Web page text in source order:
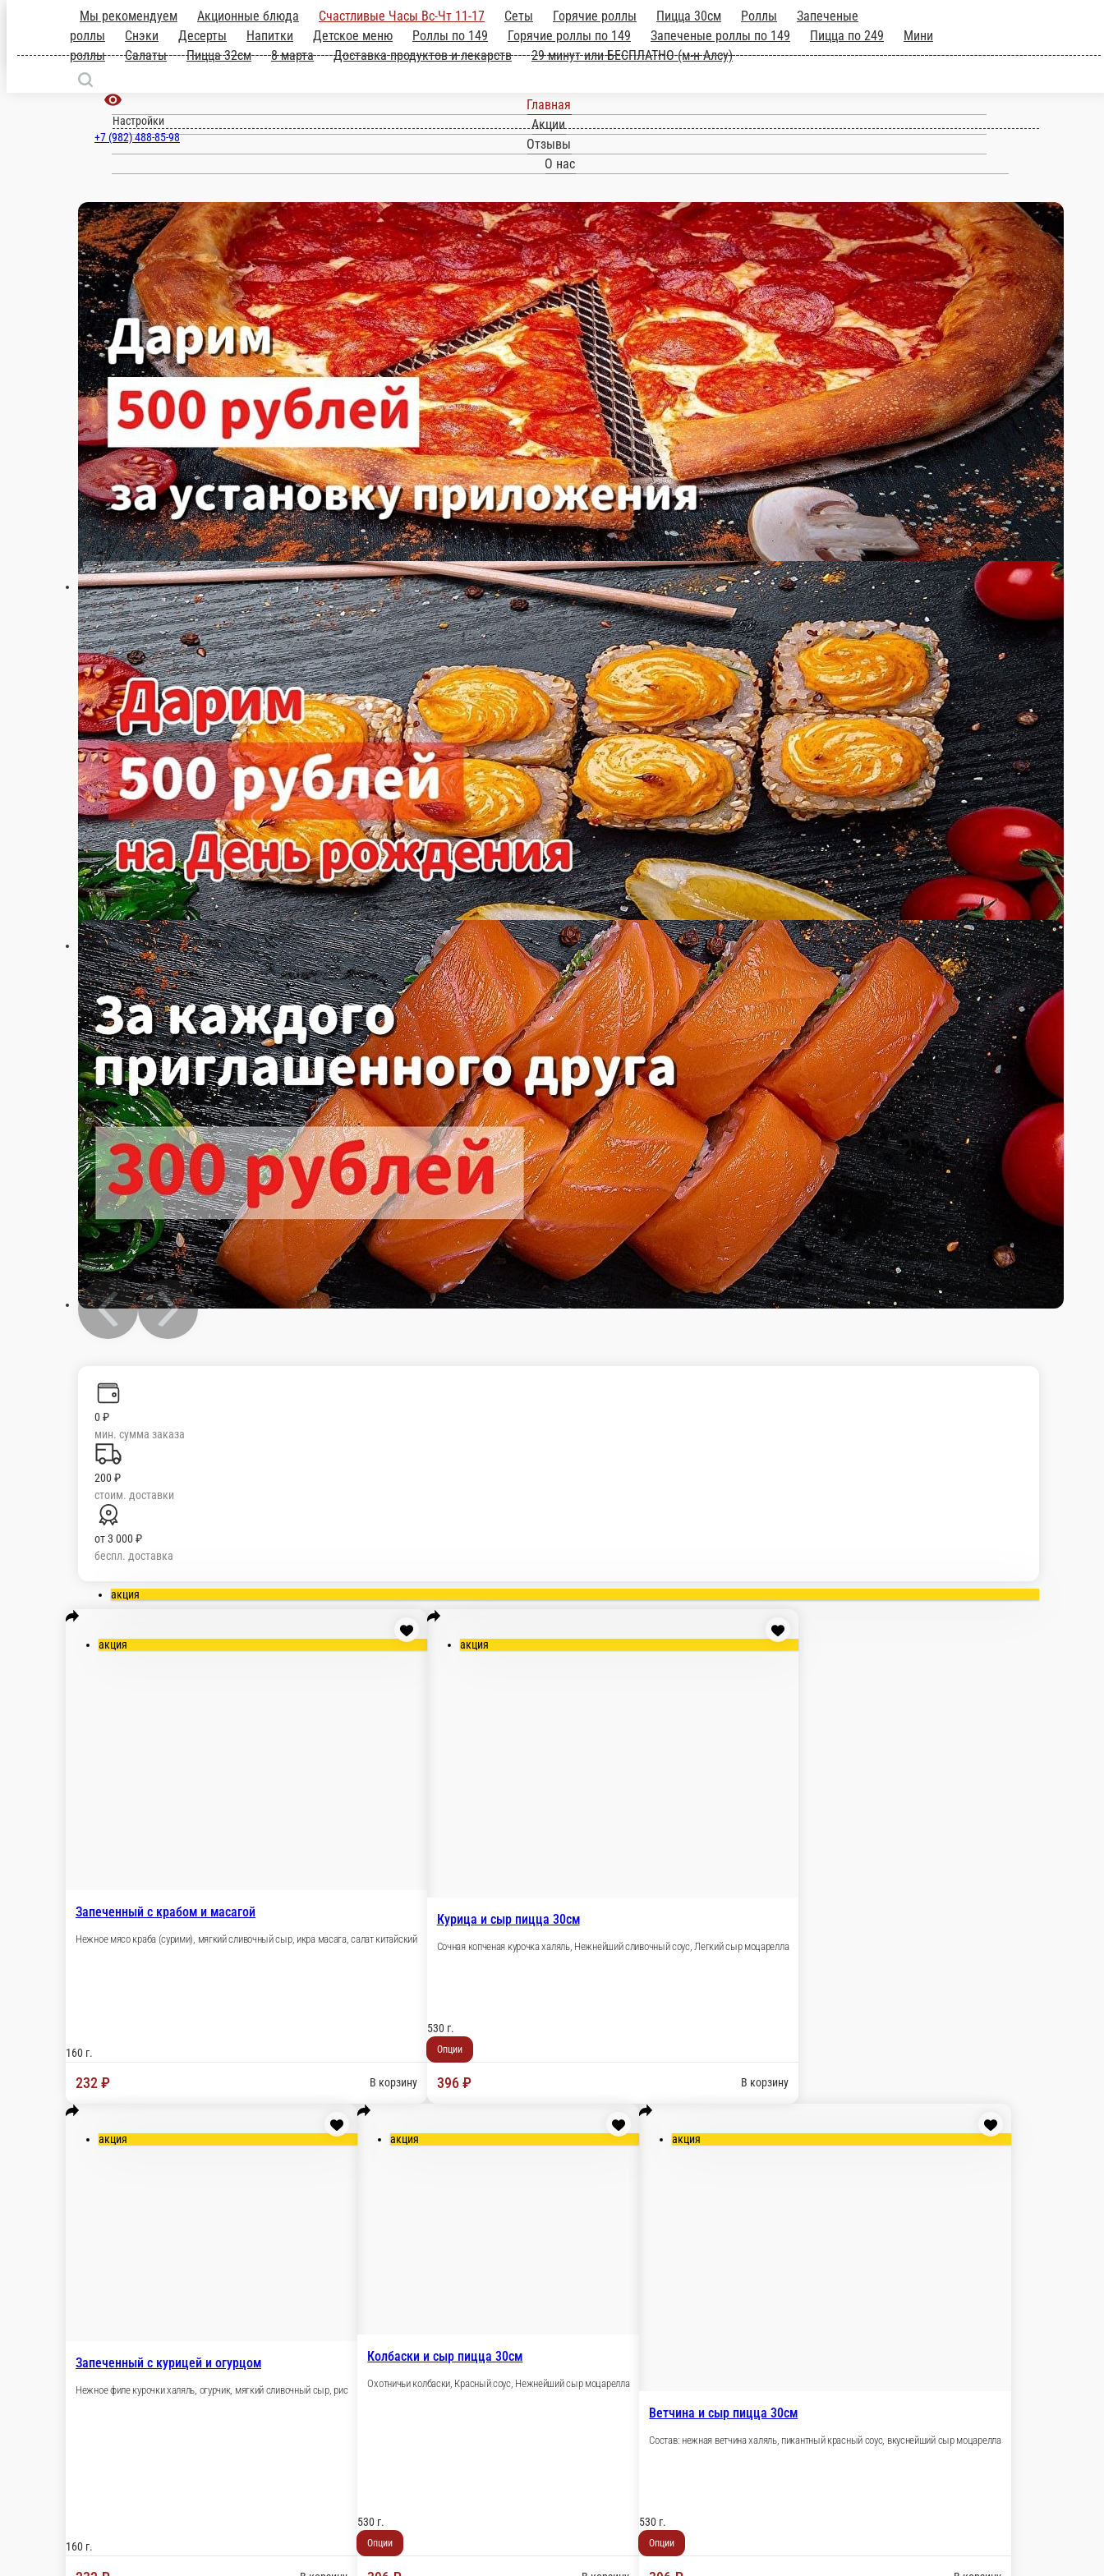
Чернушка
Настройки
+7 (982) 488-85-98
Главная
Акции
Отзывы
О нас
0 ₽
мин. сумма заказа
200 ₽
стоим. доставки
от3 000 ₽
беспл. доставка
Мы рекомендуем Акционные блюда Счастливые Часы Вс-Чт 11-17 Сеты Горячие роллы Пицца 30см Роллы
Запеченые
роллы
Снэки Десерты Напитки Детское меню Роллы по 149 Горячие роллы по 149 Запеченые роллы по 149 Пицца по 249
Мини
роллы
Салаты Пицца 32см 8 марта Доставка продуктов и лекарств 29 минут или БЕСПЛАТНО (м-н Алсу)
акция
акция
Запеченный с крабом и масагой
Нежное мясо краба (сурими), мягкий сливочный сыр, икра масага, салат китайский
160 г.
232 ₽ В корзину
акция
Курица и сыр пицца 30см
Сочная копченая курочка халяль, Нежнейший сливочный соус, Легкий сыр моцарелла
530 г.
Опции
396 ₽ В корзину
530 г. 530 г.